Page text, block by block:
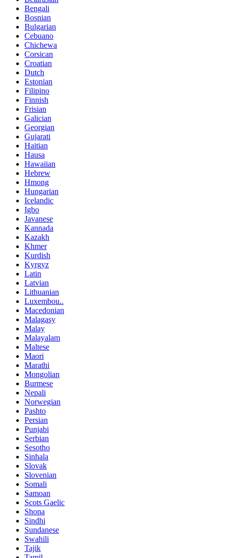
Bengali
Bosnian
Bulgarian
Cebuano
Chichewa
Corsican
Croatian
Dutch
Estonian
Filipino
Finnish
Frisian
Galician
Georgian
Gujarati
Haitian
Hausa
Hawaiian
Hebrew
Hmong
Hungarian
Icelandic
Igbo
Javanese
Kannada
Kazakh
Khmer
Kurdish
Kyrgyz
Latin
Latvian
Lithuanian
Luxembou..
Macedonian
Malagasy
Malay
Malayalam
Maltese
Maori
Marathi
Mongolian
Burmese
Nepali
Norwegian
Pashto
Persian
Punjabi
Serbian
Sesotho
Sinhala
Slovak
Slovenian
Somali
Samoan
Scots Gaelic
Shona
Sindhi
Sundanese
Swahili
Tajik